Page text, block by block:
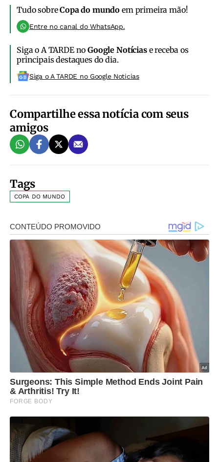
Tudo sobreCopa do mundo em primeira mão!
Entre no canal do WhatsApp.
Siga o A TARDE noGoogle Notíciase receba os
principais destaques do dia.
Siga o A TARDE no Google Noticias
Compartilhe essa notícia com seus
amigos
Tags
COPA DO MUNDO